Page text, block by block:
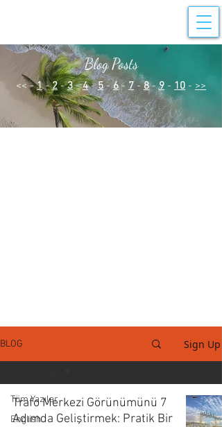
Blog Posts
<< - 1 - 2-3 -4 -5-6- 7 -8 - 9 - 10 - >>
BLOG Sign Up
Tüm Yazılar
English
Trafo Merkezi Görünümünü 7
Adımda Geliştirmek: Pratik Bir